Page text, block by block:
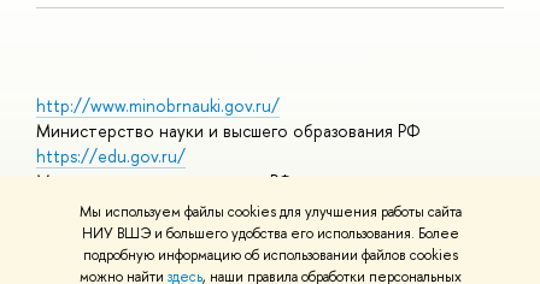
Мы используем файлы cookies для улучшения работы сайта
НИУ ВШЭ и большего удобства его использования. Более
подробную информацию об использовании файлов cookies
можно найти здесь, наши правила обработки персональных
http://www.minobrnauki.gov.ru/
Министерство науки и высшего образования РФ
https://edu.gov.ru/
Министерство просвещения РФ
https://elearning.hse.ru/mooc
Массовые открытые онлайн-курсы